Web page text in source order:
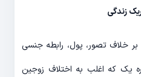
زندگی
خلاف تصور، پول، رابطه جنسی
یک که اغلب به اختلاف زوجین